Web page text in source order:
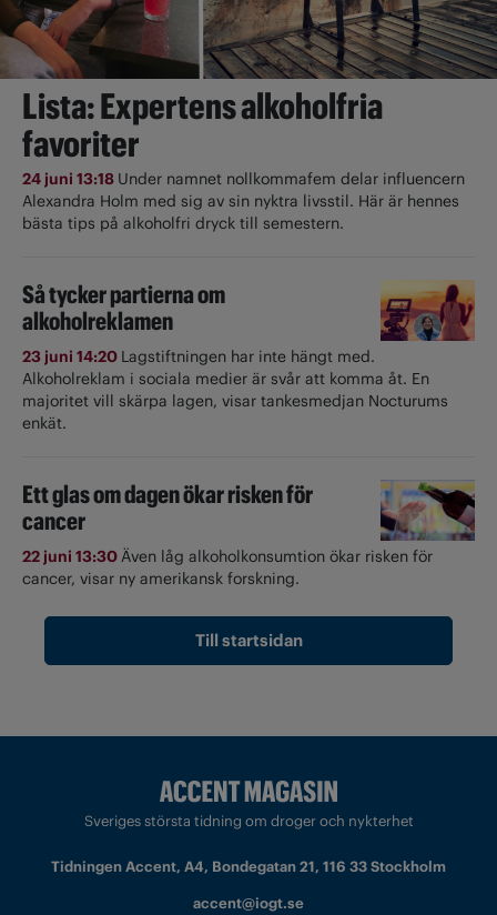
Lista: Expertens alkoholfria
favoriter
24 juni 13:18 Under namnet nollkommafem delar influencern
Alexandra Holm med sig av sin nyktra livsstil. Här är hennes
bästa tips på alkoholfri dryck till semestern.
Så tycker partierna om
alkoholreklamen
23 juni 14:20 Lagstiftningen har inte hängt med.
Alkoholreklam i sociala medier är svår att komma åt. En
majoritet vill skärpa lagen, visar tankesmedjan Nocturums
enkät.
Ett glas om dagen ökar risken för
cancer
22 juni 13:30Även låg alkoholkonsumtion ökar risken för
cancer, visar ny amerikansk forskning.
Till startsidan
Sveriges största tidning om droger och nykterhet
Tidningen Accent, A4, Bondegatan 21, 116 33 Stockholm
accent@iogt.se